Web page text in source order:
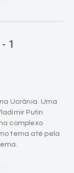
1
Ucrânia. Uma
Putin
complexo
tema até pela